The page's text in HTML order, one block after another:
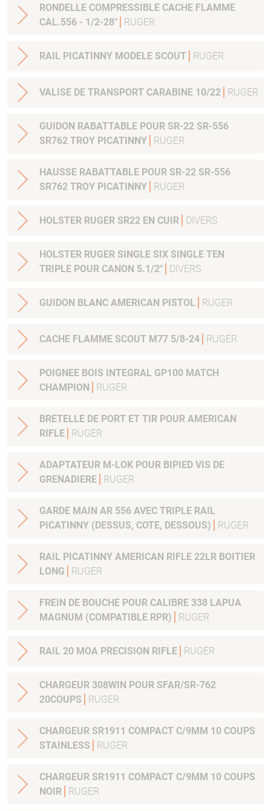
RONDELLE COMPRESSIBLE CACHE FLAMME
CAL.556 - 1/2-28"
RUGER
RAIL PICATINNY MODELE SCOUT RUGER
VALISE DE TRANSPORT CARABINE 10/22 RUGER
GUIDON RABATTABLE POUR SR-22 SR-556
SR762 TROY PICATINNY
RUGER
HAUSSE RABATTABLE POUR SR-22 SR-556
SR762 TROY PICATINNY
RUGER
HOLSTER RUGER SR22 EN CUIR DIVERS
HOLSTER RUGER SINGLE SIX SINGLE TEN
TRIPLE POUR CANON 5.1/2"
DIVERS
GUIDON BLANC AMERICAN PISTOL RUGER
CACHE FLAMME SCOUT M77 5/8-24 RUGER
POIGNEE BOIS INTEGRAL GP100 MATCH
CHAMPION
RUGER
BRETELLE DE PORT ET TIR POUR AMERICAN
RIFLE
RUGER
ADAPTATEUR M-LOK POUR BIPIED VIS DE
GRENADIERE
RUGER
GARDE MAIN AR 556 AVEC TRIPLE RAIL
PICATINNY (DESSUS, COTE, DESSOUS)
RUGER
RAIL PICATINNY AMERICAN RIFLE 22LR BOITIER
LONG
RUGER
FREIN DE BOUCHE POUR CALIBRE 338 LAPUA
MAGNUM (COMPATIBLE RPR)
RUGER
RAIL 20 MOA PRECISION RIFLE RUGER
CHARGEUR 308WIN POUR SFAR/SR-762
20COUPS
RUGER
CHARGEUR SR1911 COMPACT C/9MM 10 COUPS
STAINLESS
RUGER
CHARGEUR SR1911 COMPACT C/9MM 10 COUPS
NOIR
RUGER